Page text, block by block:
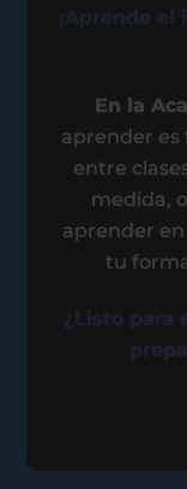
¡Aprende
En la
aprender es
entre
medida,
aprender
tu
¿Listo para